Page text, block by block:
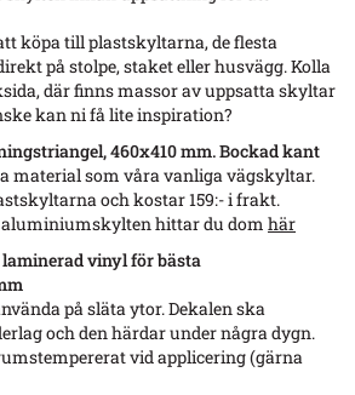
köpa till plastskyltarna, de flesta
på stolpe, staket eller husvägg. Kolla
där finns massor av uppsatta skyltar
kan ni få lite inspiration?
460x410 mm. Bockad kant
material som våra vanliga vägskyltar.
och kostar 159:- i frakt.
aluminiumskylten hittar du dom här
vinyl för bästa
på släta ytor. Dekalen ska
och den härdar under några dygn.
vid applicering (gärna